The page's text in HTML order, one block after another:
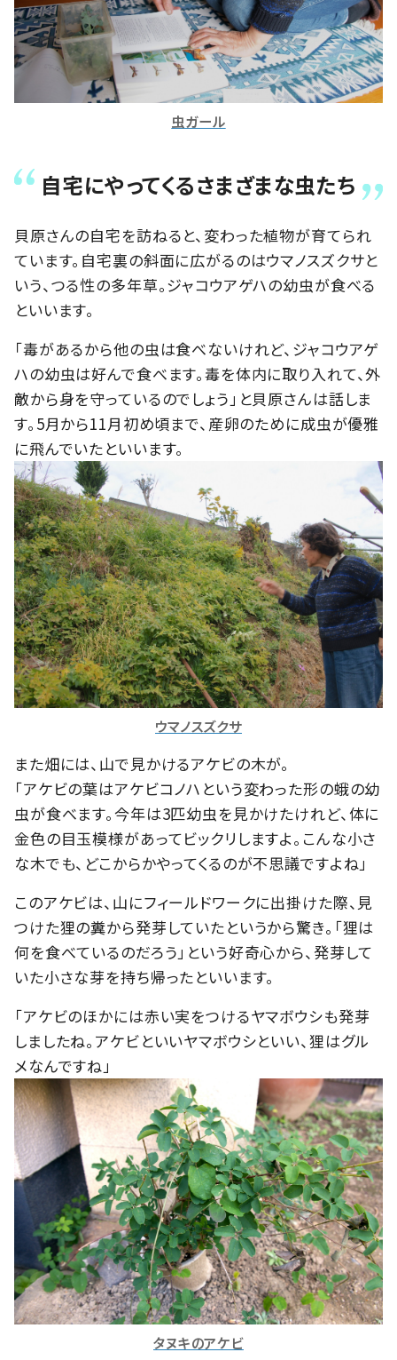
虫ガール
自宅にやってくるさまざまな虫たち
貝原さんの自宅を訪ねると、変わった植物が育てられ
ています。自宅裏の斜面に広がるのはウマノスズクサと
いう、つる性の多年草。ジャコウアゲハの幼虫が食べる
といいます。
「毒があるから他の虫は食べないけれど、ジャコウアゲ
ハの幼虫は好んで食べます。毒を体内に取り入れて、外
敵から身を守っているのでしょう」と貝原さんは話しま
す。5月から11月初め頃まで、産卵のために成虫が優雅
に飛んでいたといいます。
ウマノスズクサ
また畑には、山で見かけるアケビの木が。
「アケビの葉はアケビコノハという変わった形の蛾の幼
虫が食べます。今年は3匹幼虫を見かけたけれど、体に
金色の目玉模様があってビックリしますよ。こんな小さ
な木でも、どこからかやってくるのが不思議ですよね」
このアケビは、山にフィールドワークに出掛けた際、見
つけた狸の糞から発芽していたというから驚き。「狸は
何を食べているのだろう」という好奇心から、発芽して
いた小さな芽を持ち帰ったといいます。
「アケビのほかには赤い実をつけるヤマボウシも発芽
しましたね。アケビといいヤマボウシといい、狸はグル
メなんですね」
タヌキのアケビ